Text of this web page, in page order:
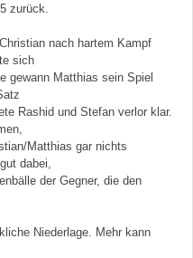
zurück.
nach hartem Kampf
sich
gewann Matthias sein Spiel
Rashid und Stefan verlor klar.
Matthias gar nichts
dabei,
der Gegner, die den
Niederlage. Mehr kann